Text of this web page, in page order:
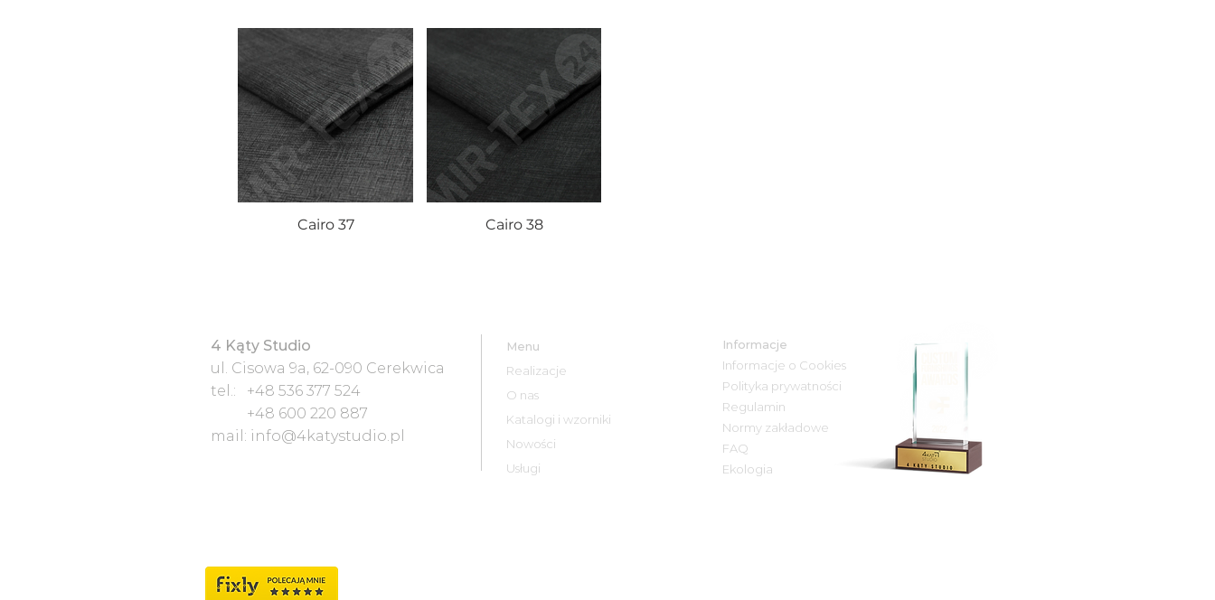
Cairo 37 Cairo 38
4 Kąty Studio
ul. Cisowa 9a, 62-090 Cerekwica
tel.: +48 536 377 524
+48 600 220 887
mail: info@4katystudio.pl
Menu
Realizacje
O nas
Katalogi i wzorniki
Nowości
Usługi
Informacje
Informacje o Cookies
Polityka prywatności​
Regulamin
Normy zakładowe
FAQ
Ekologia